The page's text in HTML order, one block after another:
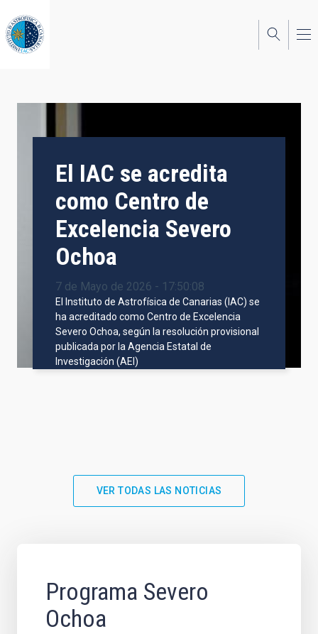
al
contenido
principal
El IAC se acredita
como Centro de
Excelencia Severo
Ochoa
7 de Mayo de 2026 - 17:50:08
El Instituto de Astrofísica de Canarias (IAC) se
ha acreditado como Centro de Excelencia
Severo Ochoa, según la resolución provisional
publicada por la Agencia Estatal de
Investigación (AEI)
VER TODAS LAS NOTICIAS
Programa Severo
Ochoa